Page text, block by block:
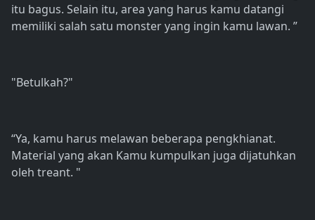
itu bagus. Selain itu, area yang harus kamu datangi
memiliki salah satu monster yang ingin kamu lawan. ”
"Betulkah?"
“Ya, kamu harus melawan beberapa pengkhianat.
Material yang akan Kamu kumpulkan juga dijatuhkan
oleh treant. "